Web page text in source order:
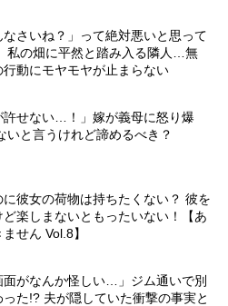
なさいね？」って絶対悪いと思って
私の畑に平然と踏み入る隣人…無
動にモヤモヤが止まらない
許せない…！」嫁が義母に怒り爆
いと言うけれど諦めるべき？
彼女の荷物は持ちたくない？ 彼を
楽しまないともったいない！【あ
せん Vol.8】
面がなんか怪しい…」ジム通いで別
った!? 夫が隠していた衝撃の事実と